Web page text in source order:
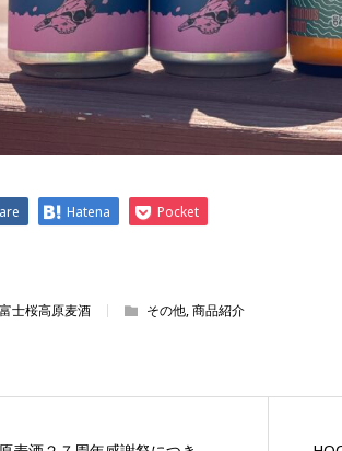
Hatena Pocket
士桜高原麦酒 その他,商品紹介